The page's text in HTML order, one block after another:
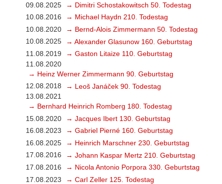
09.08.2025
→ Dimitri Schostakowitsch 50. Todestag
10.08.2016
→ Michael Haydn 210. Todestag
10.08.2020
→ Bernd-Alois Zimmermann 50. Todestag
10.08.2025
→ Alexander Glasunow 160. Geburtstag
11.08.2019
→ Gaston Litaize 110. Geburtstag
11.08.2020
→ Heinz Werner Zimmermann 90. Geburtstag
12.08.2018
→ Leoš Janáček 90. Todestag
13.08.2021
→ Bernhard Heinrich Romberg 180. Todestag
15.08.2020
→ Jacques Ibert 130. Geburtstag
16.08.2023
→ Gabriel Pierné 160. Geburtstag
16.08.2025
→ Heinrich Marschner 230. Geburtstag
17.08.2016
→ Johann Kaspar Mertz 210. Geburtstag
17.08.2016
→ Nicola Antonio Porpora 330. Geburtstag
17.08.2023
→ Carl Zeller 125. Todestag